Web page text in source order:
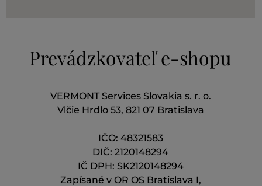
Prevádzkovateľ e-shopu
VERMONT Services Slovakia s. r. o.
Vlčie Hrdlo 53, 821 07 Bratislava
IČO: 48321583
DIČ: 2120148294
IČ DPH: SK2120148294
Zapísané v OR OS Bratislava I,